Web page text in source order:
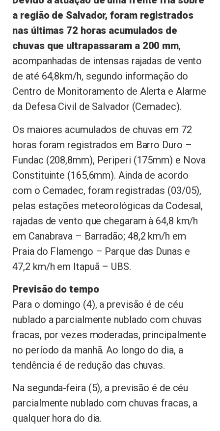
a região de Salvador, foram registrados
nas últimas 72 horas acumulados de
chuvas que ultrapassaram a 200 mm,
acompanhadas de intensas rajadas de vento
de até 64,8km/h, segundo informação do
Centro de Monitoramento de Alerta e Alarme
da Defesa Civil de Salvador (Cemadec).
Os maiores acumulados de chuvas em 72
horas foram registrados em Barro Duro –
Fundac (208,8mm), Periperi (175mm) e Nova
Constituinte (165,6mm). Ainda de acordo
com o Cemadec, foram registradas (03/05),
pelas estações meteorológicas da Codesal,
rajadas de vento que chegaram à 64,8 km/h
em Canabrava – Barradão; 48,2 km/h em
Praia do Flamengo – Parque das Dunas e
47,2 km/h em Itapuã – UBS.
Previsão do tempo
Para o domingo (4), a previsão é de céu
nublado a parcialmente nublado com chuvas
fracas, por vezes moderadas, principalmente
no período da manhã. Ao longo do dia, a
tendência é de redução das chuvas.
Na segunda-feira (5), a previsão é de céu
parcialmente nublado com chuvas fracas, a
qualquer hora do dia.